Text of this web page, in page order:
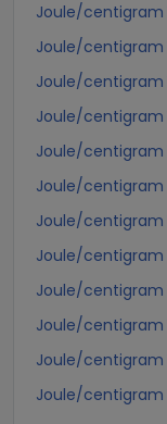
Joule/
Joule/
Joule/
Joule/
Joule/
Joule/
Joule/
Joule/
Joule/
Joule/
Joule/
Joule/